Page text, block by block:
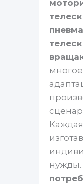
нужды.